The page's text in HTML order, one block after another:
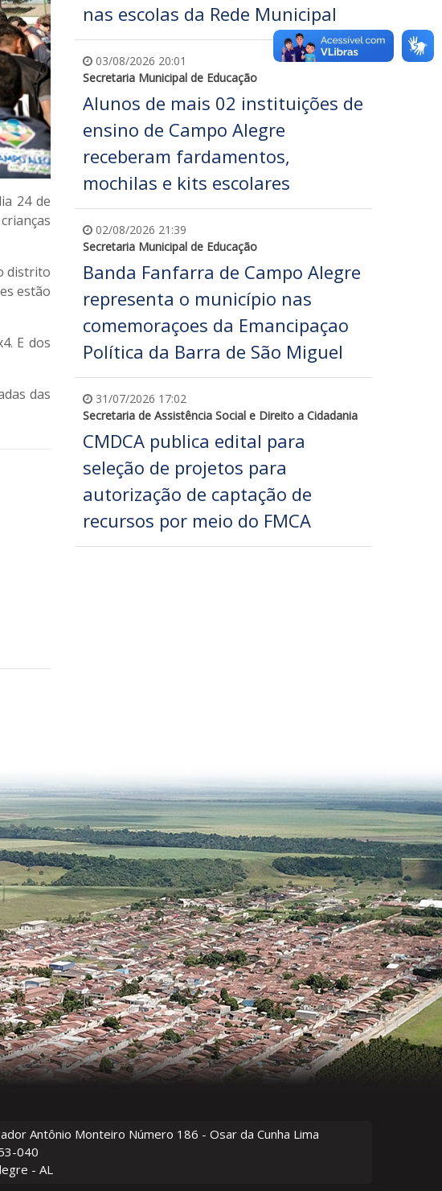
24 de
distrito
estão
E dos
das
nas escolas da Rede Municipal
03/08/2026 20:01
Secretaria Municipal de Educação
Alunos de mais 02 instituições de
ensino de Campo Alegre
receberam fardamentos,
mochilas e kits escolares
02/08/2026 21:39
Secretaria Municipal de Educação
Banda Fanfarra de Campo Alegre
representa o município nas
comemoraçoes da Emancipaçao
Política da Barra de São Miguel
31/07/2026 17:02
Secretaria de Assistência Social e Direito a Cidadania
CMDCA publica edital para
seleção de projetos para
autorização de captação de
recursos por meio do FMCA
Antônio Monteiro Número 186 - Osar da Cunha Lima
040
- AL